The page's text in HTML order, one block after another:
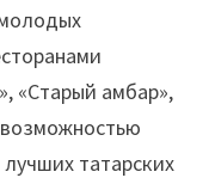
«Старый амбар»,
татарских